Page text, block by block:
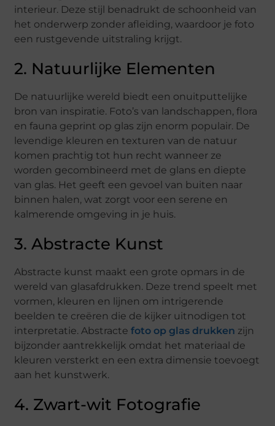
interieur. Deze stijl benadrukt de schoonheid van
het onderwerp zonder afleiding, waardoor je foto
een rustgevende uitstraling krijgt.
2. Natuurlijke Elementen
De natuurlijke wereld biedt een onuitputtelijke
bron van inspiratie. Foto’s van landschappen, flora
en fauna geprint op glas zijn enorm populair. De
levendige kleuren en texturen van de natuur
komen prachtig tot hun recht wanneer ze
worden gecombineerd met de glans en diepte
van glas. Het geeft een gevoel van buiten naar
binnen halen, wat zorgt voor een serene en
kalmerende omgeving in je huis.
3. Abstracte Kunst
Abstracte kunst maakt een grote opmars in de
wereld van glasafdrukken. Deze trend speelt met
vormen, kleuren en lijnen om intrigerende
beelden te creëren die de kijker uitnodigen tot
interpretatie. Abstracte foto op glas drukken zijn
bijzonder aantrekkelijk omdat het materiaal de
kleuren versterkt en een extra dimensie toevoegt
aan het kunstwerk.
4. Zwart-wit Fotografie